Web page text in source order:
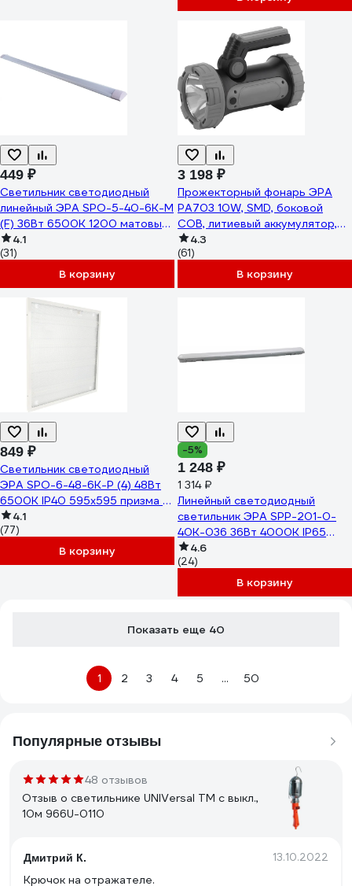
449 ₽
Светильник светодиодный
линейный ЭРА SPO-5-40-6K-M
(F) 36Вт 6500К 1200 матовый
Б0032480
4.1
(31)
В корзину
3 198 ₽
Прожекторный фонарь ЭРА
PA703 10W, SMD, боковой
COB, литиевый аккумулятор,
3000мА Б0041472
4.3
(61)
В корзину
849 ₽
Светильник светодиодный
ЭРА SPO-6-48-6K-P (4) 48Вт
6500К IP40 595х595 призма с
проводом Б0026955
4.1
(77)
В корзину
-5%
1 248 ₽
1 314 ₽
Линейный светодиодный
светильник ЭРА SPP-201-0-
40K-036 36Вт 4000К IP65
1200 матовый Б0047174
4.6
(24)
В корзину
Показать еще 40
1 2 3 4 5 ... 50
Популярные отзывы
48 отзывов
Отзыв о светильнике UNIVersal ТМ c выкл.,
10м 966U-0110
Дмитрий К. 13.10.2022
Крючок на отражателе.